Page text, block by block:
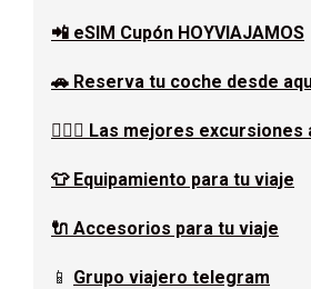
📲 eSIM Cupón HOYVIAJAMOS
🚗 Reserva tu coche desde
🚶🏿‍♂️ Las mejores excursiones
👕 Equipamiento para tu viaje
🔌 Accesorios para tu viaje
📱 Grupo viajero telegram